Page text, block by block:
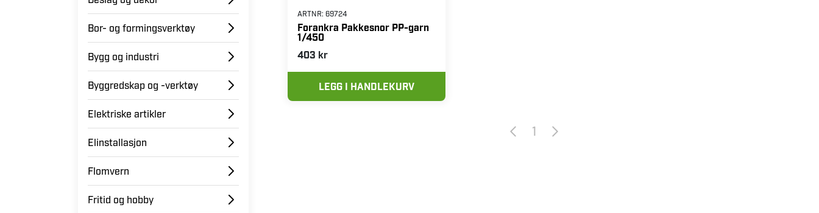
Belysning
Beslag og dekor
Bor- og formingsverktøy
Bygg og industri
Byggredskap og -verktøy
Elektriske artikler
Elinstallasjon
Flomvern
ARTNR:
1/450
403 kr